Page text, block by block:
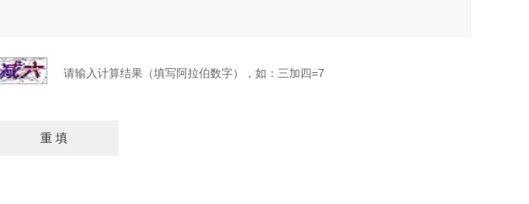
请输入计算结果（填写阿拉伯数字），如：三加四=7